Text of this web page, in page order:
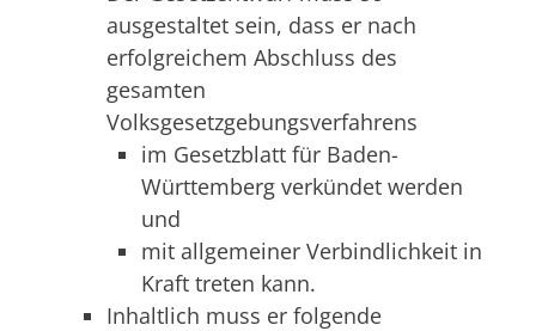
ausgestaltet sein, dass er nach
erfolgreichem Abschluss des
gesamten
Volksgesetzgebungsverfahrens
im Gesetzblatt für Baden-
Württemberg verkündet werden
und
mit allgemeiner Verbindlichkeit in
Kraft treten kann.
Inhaltlich muss er folgende